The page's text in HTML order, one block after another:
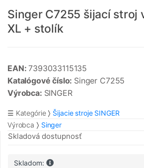
Singer C7255 šijací stroj
XL + stolík
EAN: 7393033115135
Katalógové číslo: Singer C7255
Výrobca: SINGER
☰ Kategórie
Šijacie stroje SINGER
Výrobca
Singer
Skladová dostupnosť
Skladom: